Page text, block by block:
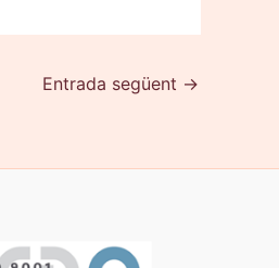
Entrada següent →